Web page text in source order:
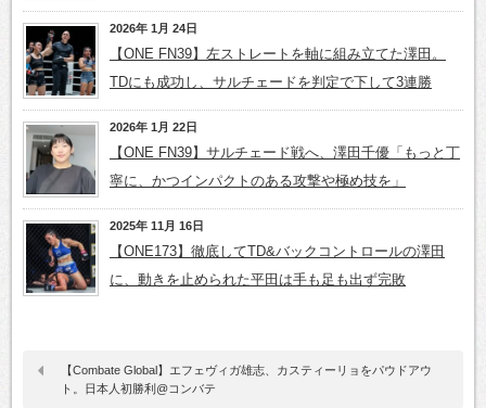
2026年 1月 24日
【ONE FN39】左ストレートを軸に組み立てた澤田。
TDにも成功し、サルチェードを判定で下して3連勝
2026年 1月 22日
【ONE FN39】サルチェード戦へ、澤田千優「もっと丁
寧に、かつインパクトのある攻撃や極め技を」
2025年 11月 16日
【ONE173】徹底してTD&バックコントロールの澤田
に、動きを止められた平田は手も足も出ず完敗
【Combate Global】エフェヴィガ雄志、カスティーリョをパウドアウ
ト。日本人初勝利@コンバテ